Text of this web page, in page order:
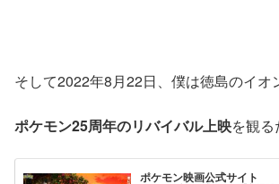
そして2022年8月22日、僕は徳島のイオ
ポケモン25周年のリバイバル上映を観る
ポケモン映画公式サイト